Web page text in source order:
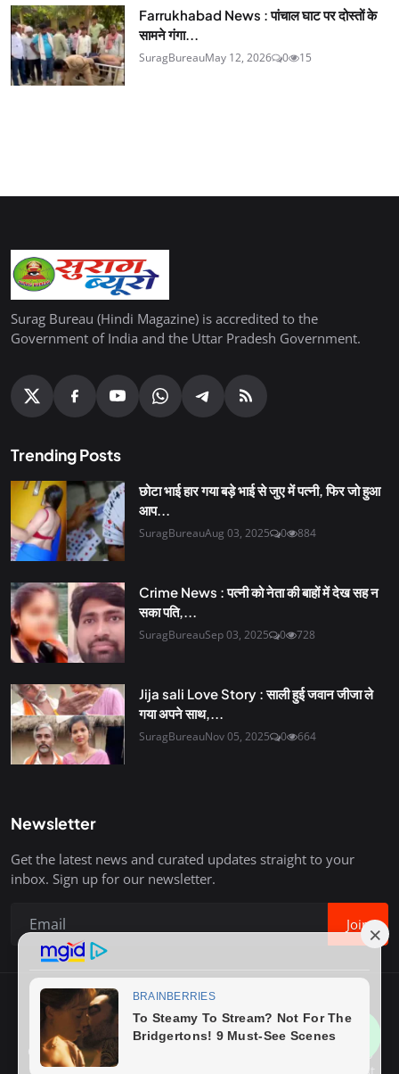
Farrukhabad News : पांचाल घाट पर दोस्तों के
सामने गंगा...
SuragBureauMay 12, 2026 0 15
Surag Bureau (Hindi Magazine) is accredited to the
Government of India and the Uttar Pradesh Government.
Trending Posts
छोटा भाई हार गया बड़े भाई से जुए में पत्नी, फिर जो हुआ
आप...
SuragBureauAug 03, 2025 0 884
Crime News : पत्नी को नेता की बाहों में देख सह न
सका पति,...
SuragBureauSep 03, 2025 0 728
Jija sali Love Story : साली हुई जवान जीजा ले
गया अपने साथ,...
SuragBureauNov 05, 2025 0 664
Newsletter
Get the latest news and curated updates straight to your
inbox. Sign up for our newsletter.
Join
Copyright © 2020-26 Surag Bureau. All Rights Reserved.
Contact
Terms & Conditions
Privacy Policy